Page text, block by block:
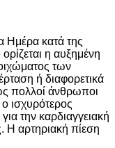
Ημέρα κατά της
η αυξημένη
των
ή διαφορετικά
πολλοί άνθρωποι
ισχυρότερος
την καρδιαγγειακή
Η αρτηριακή πίεση